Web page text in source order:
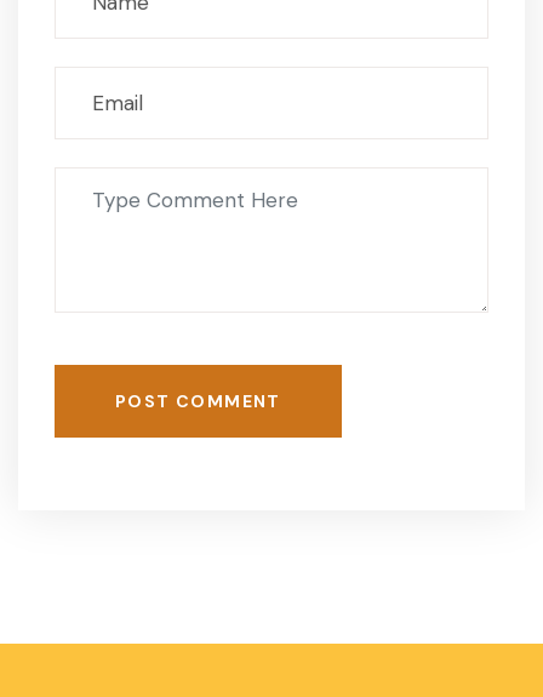
POST COMMENT